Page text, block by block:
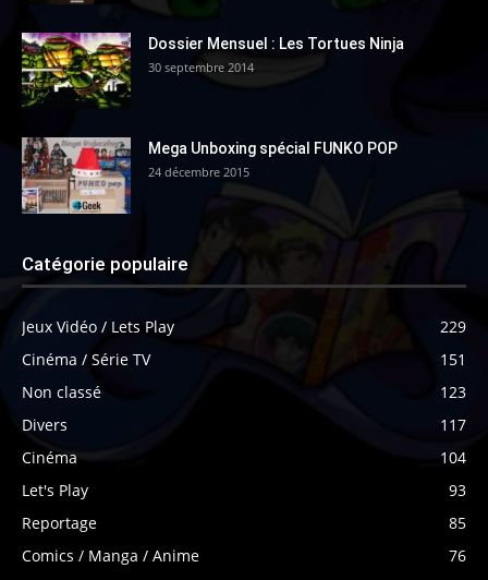
Dossier Mensuel : Les Tortues Ninja
30 septembre 2014
Mega Unboxing spécial FUNKO POP
24 décembre 2015
Catégorie populaire
Jeux Vidéo / Lets Play
229
Cinéma / Série TV
151
Non classé
123
Divers
117
Cinéma
104
Let's Play
93
Reportage
85
Comics / Manga / Anime
76